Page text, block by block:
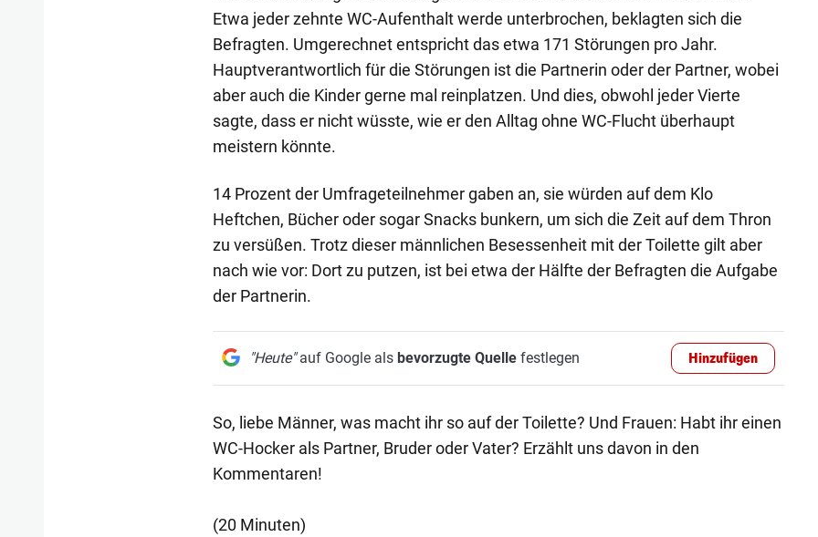
Etwa jeder zehnte WC-Aufenthalt werde unterbrochen, beklagten sich die
Befragten. Umgerechnet entspricht das etwa 171 Störungen pro Jahr.
Hauptverantwortlich für die Störungen ist die Partnerin oder der Partner, wobei
aber auch die Kinder gerne mal reinplatzen. Und dies, obwohl jeder Vierte
sagte, dass er nicht wüsste, wie er den Alltag ohne WC-Flucht überhaupt
meistern könnte.
14 Prozent der Umfrageteilnehmer gaben an, sie würden auf dem Klo
Heftchen, Bücher oder sogar Snacks bunkern, um sich die Zeit auf dem Thron
zu versüßen. Trotz dieser männlichen Besessenheit mit der Toilette gilt aber
nach wie vor: Dort zu putzen, ist bei etwa der Hälfte der Befragten die Aufgabe
der Partnerin.
"Heute"auf Google als bevorzugte Quellefestlegen Hinzufügen
So, liebe Männer, was macht ihr so auf der Toilette? Und Frauen: Habt ihr einen
WC-Hocker als Partner, Bruder oder Vater? Erzählt uns davon in den
Kommentaren!
(20 Minuten)